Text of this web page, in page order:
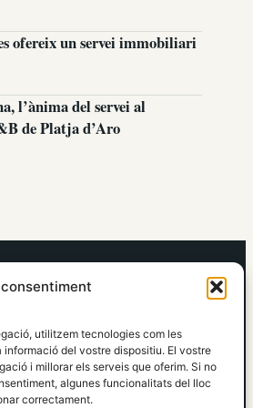
utilitzem tecnologies com les
del vostre dispositiu. El vostre
i millorar els serveis que oferim. Si no
algunes funcionalitats del lloc
correctament.
ofereix un servei immobiliari
l’ànima del servei al
de Platja d’Aro